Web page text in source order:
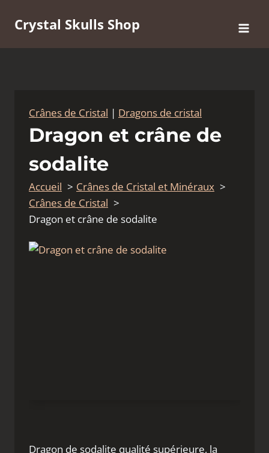
Crystal Skulls Shop
Crânes de Cristal | Dragons de cristal
Dragon et crâne de
sodalite
Accueil
Crânes de Cristal et Minéraux
Crânes de Cristal
Dragon et crâne de sodalite
Dragon de sodalite qualité supérieure, la